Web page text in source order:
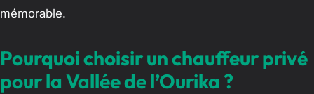
mémorable.
Pourquoi choisir un chauffeur privé
pour la Vallée de l’Ourika ?